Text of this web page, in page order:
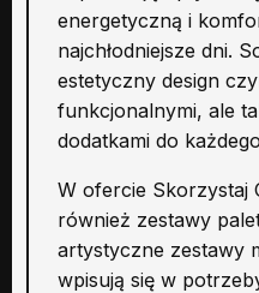
energetyczną i
najchłodniejsze dni.
estetyczny design
funkcjonalnymi, ale
dodatkami do
W ofercie Skorzystaj
również zestawy
artystyczne zestawy
wpisują się w